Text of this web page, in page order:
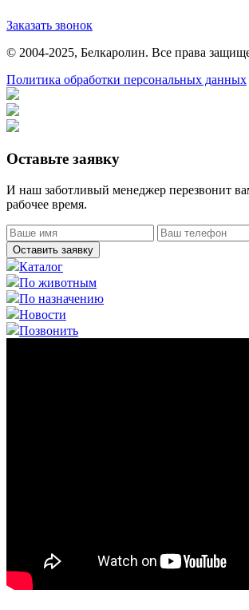
Заказать звонок
© 2004-2025, Белкаролин. Все права
Политика обработки персональных данных
Оставьте заявку
И наш заботливый менеджер перезвонит
рабочее время.
Оставить заявку
Каталог
По животным
По назначению
Новости
Позвонить